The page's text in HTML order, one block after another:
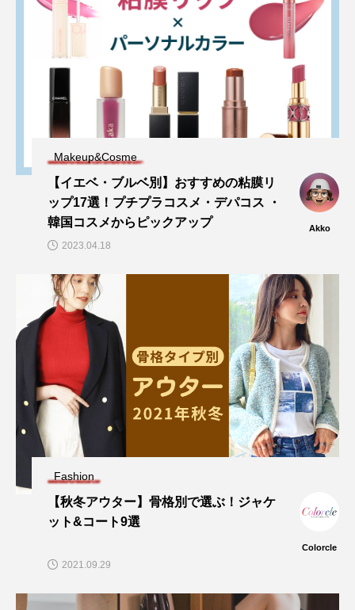
Makeup&Cosme
【イエベ・ブルベ別】おすすめの粘膜リ
ップ17選！プチプラコスメ・デパコス ・
韓国コスメからピックアップ
Akko
2023.04.18
Fashion
【秋冬アウター】骨格別で選ぶ！ジャケ
ット&コート9選
Colorcle
2021.09.29